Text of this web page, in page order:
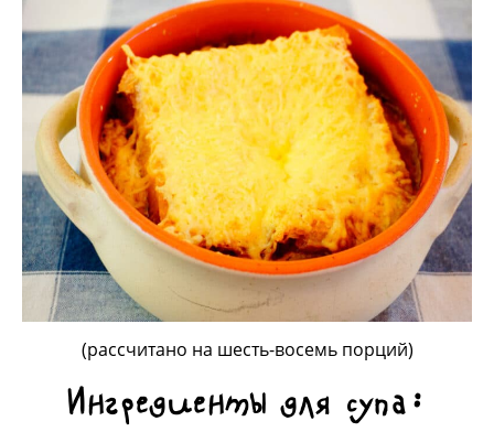
(рассчитано на шесть-восемь порций)
Ингредиенты для супа: